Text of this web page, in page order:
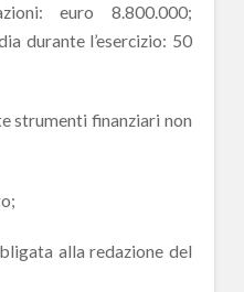
euro 8.800.000;
durante l’esercizio: 50
finanziari non
alla redazione del